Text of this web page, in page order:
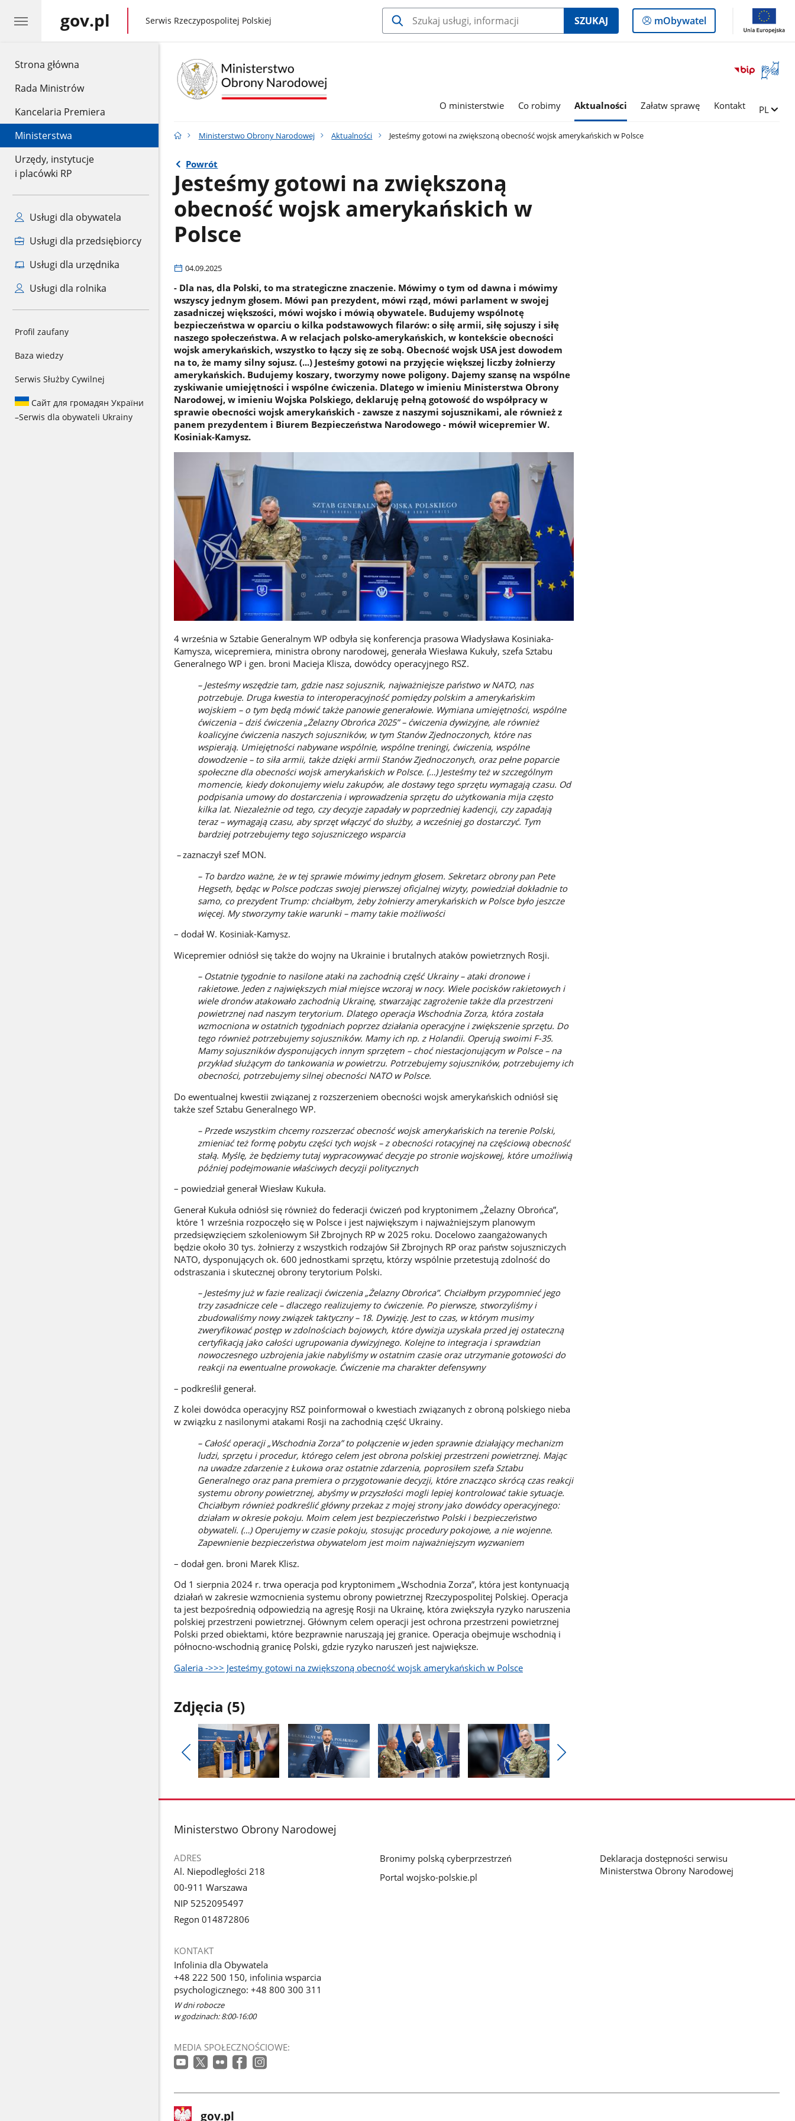
Strona główna
Rada Ministrów
Kancelaria Premiera
Ministerstwa
Urzędy, instytucje
i placówki RP
Usługi dla obywatela
Usługi dla przedsiębiorcy
Usługi dla urzędnika
Usługi dla rolnika
Profil zaufany
Baza wiedzy
Serwis Służby Cywilnej
Сайт для громадян України
–Serwis dla obywateli Ukrainy
gov.pl gov.pl
Serwis Rzeczypospolitej Polskiej SZUKAJ
Logowanie
do
mObywatel
Otwórz
okno
języka
O ministerstwie Co robimy Aktualności Załatw sprawę Kontakt Zmień
PL
Ministerstwo Obrony Narodowej Aktualności Jesteśmy gotowi na zwiększoną obecność wojsk amerykańskich w Polsce
Powrót
Jesteśmy gotowi na zwiększoną
obecność wojsk amerykańskich w
Polsce
04.09.2025
- Dla nas, dla Polski, to ma strategiczne znaczenie. Mówimy o tym od dawna i mówimy
wszyscy jednym głosem. Mówi pan prezydent, mówi rząd, mówi parlament w swojej
zasadniczej większości, mówi wojsko i mówią obywatele. Budujemy wspólnotę
bezpieczeństwa w oparciu o kilka podstawowych filarów: o siłę armii, siłę sojuszy i siłę
naszego społeczeństwa. A w relacjach polsko-amerykańskich, w kontekście obecności
wojsk amerykańskich, wszystko to łączy się ze sobą. Obecność wojsk USA jest dowodem
na to, że mamy silny sojusz. (...) Jesteśmy gotowi na przyjęcie większej liczby żołnierzy
amerykańskich. Budujemy koszary, tworzymy nowe poligony. Dajemy szansę na wspólne
zyskiwanie umiejętności i wspólne ćwiczenia. Dlatego w imieniu Ministerstwa Obrony
Narodowej, w imieniu Wojska Polskiego, deklaruję pełną gotowość do współpracy w
sprawie obecności wojsk amerykańskich - zawsze z naszymi sojusznikami, ale również z
panem prezydentem i Biurem Bezpieczeństwa Narodowego - mówił wicepremier W.
Kosiniak-Kamysz.
4 września w Sztabie Generalnym WP odbyła się konferencja prasowa Władysława Kosiniaka-
Kamysza, wicepremiera, ministra obrony narodowej, generała Wiesława Kukuły, szefa Sztabu
Generalnego WP i gen. broni Macieja Klisza, dowódcy operacyjnego RSZ.
– Jesteśmy wszędzie tam, gdzie nasz sojusznik, najważniejsze państwo w NATO, nas
potrzebuje. Druga kwestia to interoperacyjność pomiędzy polskim a amerykańskim
wojskiem – o tym będą mówić także panowie generałowie. Wymiana umiejętności, wspólne
ćwiczenia – dziś ćwiczenia „Żelazny Obrońca 2025” – ćwiczenia dywizyjne, ale również
koalicyjne ćwiczenia naszych sojuszników, w tym Stanów Zjednoczonych, które nas
wspierają. Umiejętności nabywane wspólnie, wspólne treningi, ćwiczenia, wspólne
dowodzenie – to siła armii, także dzięki armii Stanów Zjednoczonych, oraz pełne poparcie
społeczne dla obecności wojsk amerykańskich w Polsce. (…) Jesteśmy też w szczególnym
momencie, kiedy dokonujemy wielu zakupów, ale dostawy tego sprzętu wymagają czasu. Od
podpisania umowy do dostarczenia i wprowadzenia sprzętu do użytkowania mija często
kilka lat. Niezależnie od tego, czy decyzje zapadały w poprzedniej kadencji, czy zapadają
teraz – wymagają czasu, aby sprzęt włączyć do służby, a wcześniej go dostarczyć. Tym
bardziej potrzebujemy tego sojuszniczego wsparcia
–zaznaczył szef MON.
– To bardzo ważne, że w tej sprawie mówimy jednym głosem. Sekretarz obrony pan Pete
Hegseth, będąc w Polsce podczas swojej pierwszej oficjalnej wizyty, powiedział dokładnie to
samo, co prezydent Trump: chciałbym, żeby żołnierzy amerykańskich w Polsce było jeszcze
więcej. My stworzymy takie warunki – mamy takie możliwości
– dodał W. Kosiniak-Kamysz.
Wicepremier odniósł się także do wojny na Ukrainie i brutalnych ataków powietrznych Rosji.
– Ostatnie tygodnie to nasilone ataki na zachodnią część Ukrainy – ataki dronowe i
rakietowe. Jeden z największych miał miejsce wczoraj w nocy. Wiele pocisków rakietowych i
wiele dronów atakowało zachodnią Ukrainę, stwarzając zagrożenie także dla przestrzeni
powietrznej nad naszym terytorium. Dlatego operacja Wschodnia Zorza, która została
wzmocniona w ostatnich tygodniach poprzez działania operacyjne i zwiększenie sprzętu. Do
tego również potrzebujemy sojuszników. Mamy ich np. z Holandii. Operują swoimi F-35.
Mamy sojuszników dysponujących innym sprzętem – choć niestacjonującym w Polsce – na
przykład służącym do tankowania w powietrzu. Potrzebujemy sojuszników, potrzebujemy ich
obecności, potrzebujemy silnej obecności NATO w Polsce.
Do ewentualnej kwestii związanej z rozszerzeniem obecności wojsk amerykańskich odniósł się
także szef Sztabu Generalnego WP.
– Przede wszystkim chcemy rozszerzać obecność wojsk amerykańskich na terenie Polski,
zmieniać też formę pobytu części tych wojsk – z obecności rotacyjnej na częściową obecność
stałą. Myślę, że będziemy tutaj wypracowywać decyzje po stronie wojskowej, które umożliwią
później podejmowanie właściwych decyzji politycznych
– powiedział generał Wiesław Kukuła.
Generał Kukuła odniósł się również do federacji ćwiczeń pod kryptonimem „Żelazny Obrońca”,
które 1 września rozpoczęło się w Polsce i jest największym i najważniejszym planowym
przedsięwzięciem szkoleniowym Sił Zbrojnych RP w 2025 roku. Docelowo zaangażowanych
będzie około 30 tys. żołnierzy z wszystkich rodzajów Sił Zbrojnych RP oraz państw sojuszniczych
NATO, dysponujących ok. 600 jednostkami sprzętu, którzy wspólnie przetestują zdolność do
odstraszania i skutecznej obrony terytorium Polski.
– Jesteśmy już w fazie realizacji ćwiczenia „Żelazny Obrońca”. Chciałbym przypomnieć jego
trzy zasadnicze cele – dlaczego realizujemy to ćwiczenie. Po pierwsze, stworzyliśmy i
zbudowaliśmy nowy związek taktyczny – 18. Dywizję. Jest to czas, w którym musimy
zweryfikować postęp w zdolnościach bojowych, które dywizja uzyskała przed jej ostateczną
certyfikacją jako całości ugrupowania dywizyjnego. Kolejne to integracja i sprawdzian
nowoczesnego uzbrojenia jakie nabyliśmy w ostatnim czasie oraz utrzymanie gotowości do
reakcji na ewentualne prowokacje. Ćwiczenie ma charakter defensywny
– podkreślił generał.
Z kolei dowódca operacyjny RSZ poinformował o kwestiach związanych z obroną polskiego nieba
w związku z nasilonymi atakami Rosji na zachodnią część Ukrainy.
– Całość operacji „Wschodnia Zorza” to połączenie w jeden sprawnie działający mechanizm
ludzi, sprzętu i procedur, którego celem jest obrona polskiej przestrzeni powietrznej. Mając
na uwadze zdarzenie z Łukowa oraz ostatnie zdarzenia, poprosiłem szefa Sztabu
Generalnego oraz pana premiera o przygotowanie decyzji, które znacząco skrócą czas reakcji
systemu obrony powietrznej, abyśmy w przyszłości mogli lepiej kontrolować takie sytuacje.
Chciałbym również podkreślić główny przekaz z mojej strony jako dowódcy operacyjnego:
działam w okresie pokoju. Moim celem jest bezpieczeństwo Polski i bezpieczeństwo
obywateli. (…) Operujemy w czasie pokoju, stosując procedury pokojowe, a nie wojenne.
Zapewnienie bezpieczeństwa obywatelom jest moim najważniejszym wyzwaniem
– dodał gen. broni Marek Klisz.
Od 1 sierpnia 2024 r. trwa operacja pod kryptonimem „Wschodnia Zorza”, która jest kontynuacją
działań w zakresie wzmocnienia systemu obrony powietrznej Rzeczypospolitej Polskiej. Operacja
ta jest bezpośrednią odpowiedzią na agresję Rosji na Ukrainę, która zwiększyła ryzyko naruszenia
polskiej przestrzeni powietrznej. Głównym celem operacji jest ochrona przestrzeni powietrznej
Polski przed obiektami, które bezprawnie naruszają jej granice. Operacja obejmuje wschodnią i
północno-wschodnią granicę Polski, gdzie ryzyko naruszeń jest największe.
Galeria ->>> Jesteśmy gotowi na zwiększoną obecność wojsk amerykańskich w Polsce
Zdjęcia (5)
Pokaż
poprzednie
zdjęcie
galerii.
zdjęcie
galerii.
zdjęcie
zdjęcie
stopka
Ministerstwo Obrony Narodowej
ADRES
Al. Niepodległości 218
00-911 Warszawa
NIP 5252095497
Regon 014872806
KONTAKT
Infolinia dla Obywatela
+48 222 500 150, infolinia wsparcia
psychologicznego: +48 800 300 311
W dni robocze
w godzinach: 8:00-16:00
MEDIA SPOŁECZNOŚCIOWE:
Bronimy polską cyberprzestrzeń
Portal wojsko-polskie.pl
Deklaracja dostępności serwisu
Ministerstwa Obrony Narodowej
stopkaStrona
gov.pl